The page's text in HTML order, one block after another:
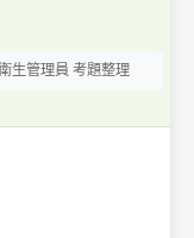
生管理員 考題整理